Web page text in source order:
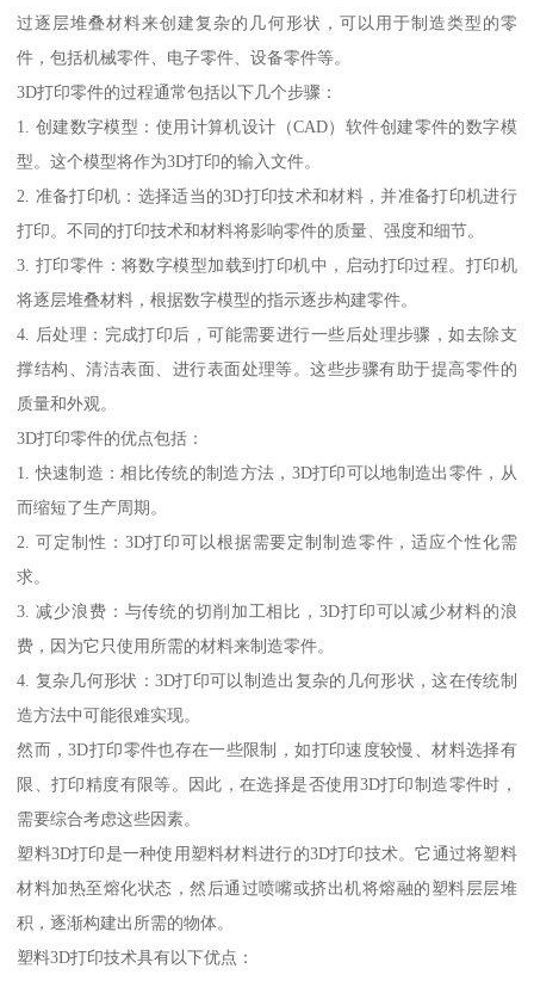
过逐层堆叠材料来创建复杂的几何形状，可以用于制造类型的零
件，包括机械零件、电子零件、设备零件等。
3D打印零件的过程通常包括以下几个步骤：
1. 创建数字模型：使用计算机设计（CAD）软件创建零件的数字模
型。这个模型将作为3D打印的输入文件。
2. 准备打印机：选择适当的3D打印技术和材料，并准备打印机进行
打印。不同的打印技术和材料将影响零件的质量、强度和细节。
3. 打印零件：将数字模型加载到打印机中，启动打印过程。打印机
将逐层堆叠材料，根据数字模型的指示逐步构建零件。
4. 后处理：完成打印后，可能需要进行一些后处理步骤，如去除支
撑结构、清洁表面、进行表面处理等。这些步骤有助于提高零件的
质量和外观。
3D打印零件的优点包括：
1. 快速制造：相比传统的制造方法，3D打印可以地制造出零件，从
而缩短了生产周期。
2. 可定制性：3D打印可以根据需要定制制造零件，适应个性化需
求。
3. 减少浪费：与传统的切削加工相比，3D打印可以减少材料的浪
费，因为它只使用所需的材料来制造零件。
4. 复杂几何形状：3D打印可以制造出复杂的几何形状，这在传统制
造方法中可能很难实现。
然而，3D打印零件也存在一些限制，如打印速度较慢、材料选择有
限、打印精度有限等。因此，在选择是否使用3D打印制造零件时，
需要综合考虑这些因素。
塑料3D打印是一种使用塑料材料进行的3D打印技术。它通过将塑料
材料加热至熔化状态，然后通过喷嘴或挤出机将熔融的塑料层层堆
积，逐渐构建出所需的物体。
塑料3D打印技术具有以下优点：